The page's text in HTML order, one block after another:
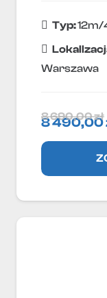
Typ:12m/
Warszawa
8 490,00
8 690,00zł